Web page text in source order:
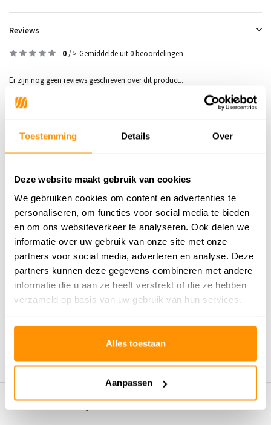
Toestemming Details Over
Deze website maakt gebruik van cookies
We gebruiken cookies om content en advertenties te
personaliseren, om functies voor social media te bieden
en om ons websiteverkeer te analyseren. Ook delen we
informatie over uw gebruik van onze site met onze
partners voor social media, adverteren en analyse. Deze
partners kunnen deze gegevens combineren met andere
informatie die u aan ze heeft verstrekt of die ze hebben
verzameld op basis van uw gebruik van hun services.
Alles toestaan
Aanpassen
Reviews
0/ 5 Gemiddelde uit 0 beoordelingen
Er zijn nog geen reviews geschreven over dit product..
Schrijf je eigen review
Auto speelkleed - Binola Stad Groen Speelkleed - Binola Hinkelspel Roze